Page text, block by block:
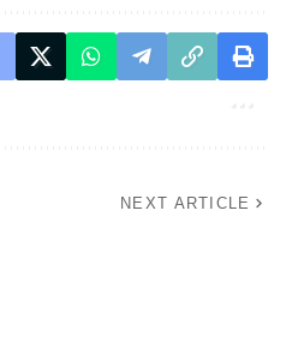
NEXT ARTICLE